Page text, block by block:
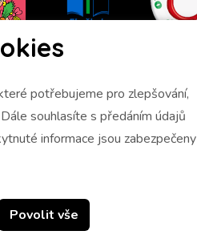
potřebujeme pro zlepšování,
informace jsou zabezpečeny
Povolit vše